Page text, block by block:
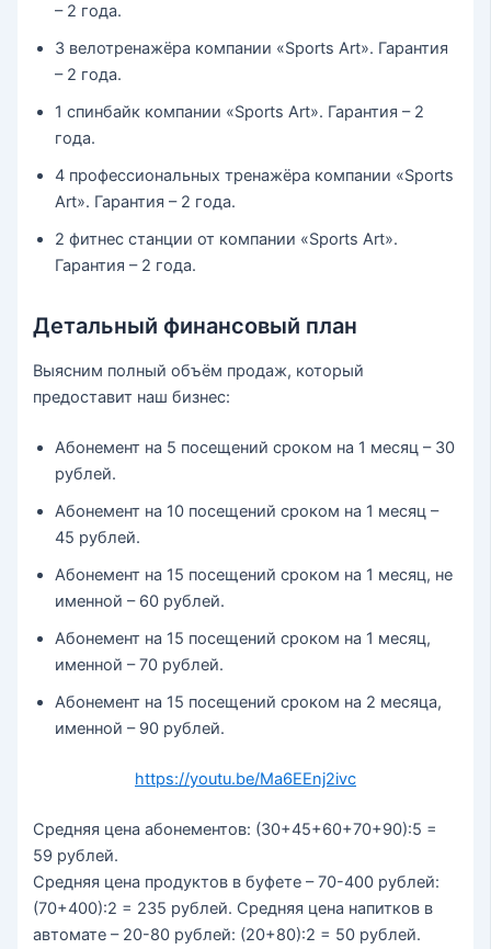
– 2 года.
3 велотренажёра компании «Sports Art». Гарантия
– 2 года.
1 спинбайк компании «Sports Art». Гарантия – 2
года.
4 профессиональных тренажёра компании «Sports
Art». Гарантия – 2 года.
2 фитнес станции от компании «Sports Art».
Гарантия – 2 года.
Детальный финансовый план
Выясним полный объём продаж, который
предоставит наш бизнес:
Абонемент на 5 посещений сроком на 1 месяц – 30
рублей.
Абонемент на 10 посещений сроком на 1 месяц –
45 рублей.
Абонемент на 15 посещений сроком на 1 месяц, не
именной – 60 рублей.
Абонемент на 15 посещений сроком на 1 месяц,
именной – 70 рублей.
Абонемент на 15 посещений сроком на 2 месяца,
именной – 90 рублей.
https://youtu.be/Ma6EEnj2ivc
Средняя цена абонементов: (30+45+60+70+90):5 =
59 рублей.
Средняя цена продуктов в буфете – 70-400 рублей:
(70+400):2 = 235 рублей. Средняя цена напитков в
автомате – 20-80 рублей: (20+80):2 = 50 рублей.